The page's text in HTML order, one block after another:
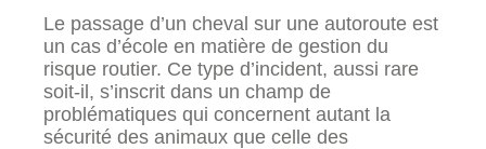
Le passage d’un cheval sur une autoroute est
un cas d’école en matière de gestion du
risque routier. Ce type d’incident, aussi rare
soit-il, s’inscrit dans un champ de
problématiques qui concernent autant la
sécurité des animaux que celle des